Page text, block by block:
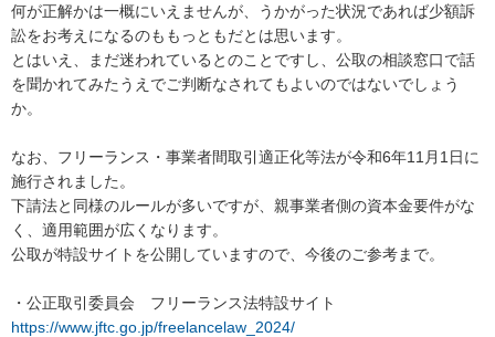
何が正解かは一概にいえませんが、うかがった状況であれば少額訴
訟をお考えになるのももっともだとは思います。
とはいえ、まだ迷われているとのことですし、公取の相談窓口で話
を聞かれてみたうえでご判断なされてもよいのではないでしょう
か。
なお、フリーランス・事業者間取引適正化等法が令和6年11月1日に
施行されました。
下請法と同様のルールが多いですが、親事業者側の資本金要件がな
く、適用範囲が広くなります。
公取が特設サイトを公開していますので、今後のご参考まで。
https://www.jftc.go.jp/freelancelaw_2024/